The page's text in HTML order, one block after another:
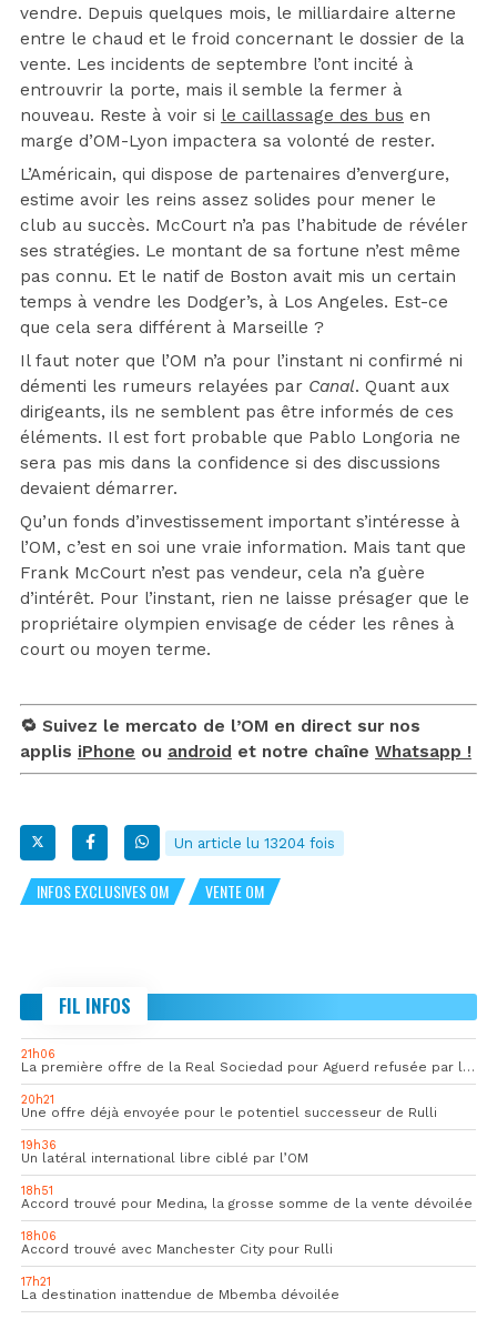
vendre. Depuis quelques mois, le milliardaire alterne
entre le chaud et le froid concernant le dossier de la
vente. Les incidents de septembre l’ont incité à
entrouvrir la porte, mais il semble la fermer à
nouveau. Reste à voir si le caillassage des bus en
marge d’OM-Lyon impactera sa volonté de rester.
L’Américain, qui dispose de partenaires d’envergure,
estime avoir les reins assez solides pour mener le
club au succès. McCourt n’a pas l’habitude de révéler
ses stratégies. Le montant de sa fortune n’est même
pas connu. Et le natif de Boston avait mis un certain
temps à vendre les Dodger’s, à Los Angeles. Est-ce
que cela sera différent à Marseille ?
Il faut noter que l’OM n’a pour l’instant ni confirmé ni
démenti les rumeurs relayées par Canal. Quant aux
dirigeants, ils ne semblent pas être informés de ces
éléments. Il est fort probable que Pablo Longoria ne
sera pas mis dans la confidence si des discussions
devaient démarrer.
Qu’un fonds d’investissement important s’intéresse à
l’OM, c’est en soi une vraie information. Mais tant que
Frank McCourt n’est pas vendeur, cela n’a guère
d’intérêt. Pour l’instant, rien ne laisse présager que le
propriétaire olympien envisage de céder les rênes à
court ou moyen terme.
🔁 Suivez le mercato de l’OM en direct sur nos
applis iPhone ou android et notre chaîne Whatsapp !
Un article lu 13204 fois
INFOS EXCLUSIVES OM VENTE OM
FIL INFOS
21h06
La première offre de la Real Sociedad pour Aguerd refusée par l’OM
20h21
Une offre déjà envoyée pour le potentiel successeur de Rulli
19h36
Un latéral international libre ciblé par l’OM
18h51
Accord trouvé pour Medina, la grosse somme de la vente dévoilée
18h06
Accord trouvé avec Manchester City pour Rulli
17h21
La destination inattendue de Mbemba dévoilée